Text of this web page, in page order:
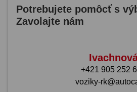
Potrebujete pomôcť s
Zavolajte nám
+421 905 252
voziky-